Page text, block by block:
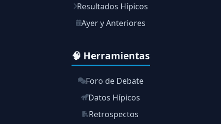
Resultados Hípicos
Ayer y Anteriores
🧠 Herramientas
Foro de Debate
Datos Hípicos
Retrospectos